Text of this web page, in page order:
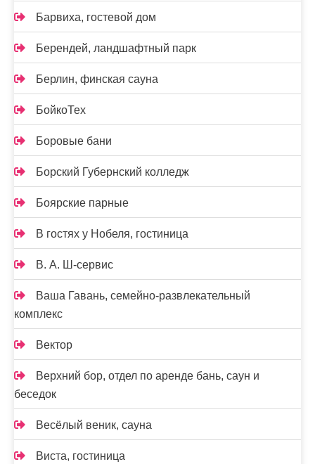
Барвиха, гостевой дом
Берендей, ландшафтный парк
Берлин, финская сауна
БойкоТех
Боровые бани
Борский Губернский колледж
Боярские парные
В гостях у Нобеля, гостиница
В. А. Ш-сервис
Ваша Гавань, семейно-развлекательный
комплекс
Вектор
Верхний бор, отдел по аренде бань, саун и
беседок
Весёлый веник, сауна
Виста, гостиница